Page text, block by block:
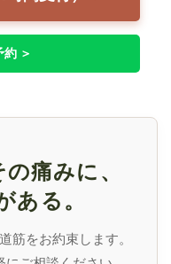
＞
痛みに、
ある。
筋をお約束します。